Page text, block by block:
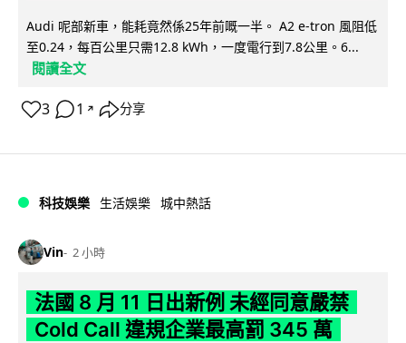
Audi 呢部新車，能耗竟然係25年前嘅一半。 A2 e-tron 風阻低
至0.24，每百公里只需12.8 kWh，一度電行到7.8公里。6...
閱讀全文
3 1 ↗ 分享
科技娛樂 生活娛樂 城中熱話
Vin 2 小時
法國 8 月 11 日出新例 未經同意嚴禁
Cold Call 違規企業最高罰 345 萬